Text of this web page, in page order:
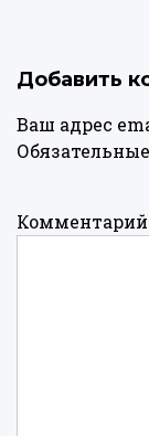
Добавить
Ваш адрес
Комментарий